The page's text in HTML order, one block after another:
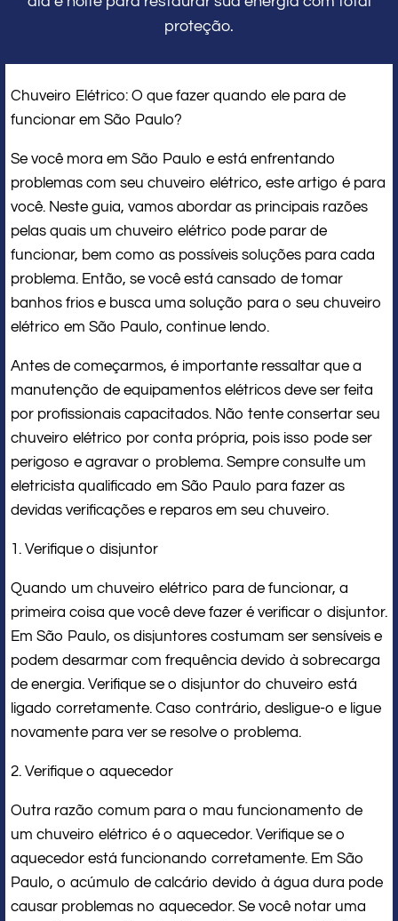
proteção.
Chuveiro Elétrico: O que fazer quando ele para de
funcionar em São Paulo?
Se você mora em São Paulo e está enfrentando
problemas com seu chuveiro elétrico, este artigo é para
você. Neste guia, vamos abordar as principais razões
pelas quais um chuveiro elétrico pode parar de
funcionar, bem como as possíveis soluções para cada
problema. Então, se você está cansado de tomar
banhos frios e busca uma solução para o seu chuveiro
elétrico em São Paulo, continue lendo.
Antes de começarmos, é importante ressaltar que a
manutenção de equipamentos elétricos deve ser feita
por profissionais capacitados. Não tente consertar seu
chuveiro elétrico por conta própria, pois isso pode ser
perigoso e agravar o problema. Sempre consulte um
eletricista qualificado em São Paulo para fazer as
devidas verificações e reparos em seu chuveiro.
1. Verifique o disjuntor
Quando um chuveiro elétrico para de funcionar, a
primeira coisa que você deve fazer é verificar o disjuntor.
Em São Paulo, os disjuntores costumam ser sensíveis e
podem desarmar com frequência devido à sobrecarga
de energia. Verifique se o disjuntor do chuveiro está
ligado corretamente. Caso contrário, desligue-o e ligue
novamente para ver se resolve o problema.
2. Verifique o aquecedor
Outra razão comum para o mau funcionamento de
um chuveiro elétrico é o aquecedor. Verifique se o
aquecedor está funcionando corretamente. Em São
Paulo, o acúmulo de calcário devido à água dura pode
causar problemas no aquecedor. Se você notar uma